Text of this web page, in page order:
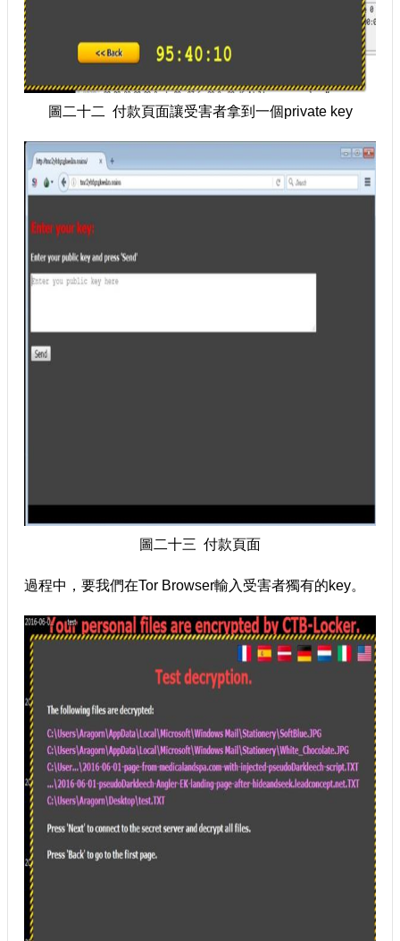
圖二十二 付款頁面讓受害者拿到一個private key
圖二十三 付款頁面
過程中，要我們在Tor Browser輸入受害者獨有的key。